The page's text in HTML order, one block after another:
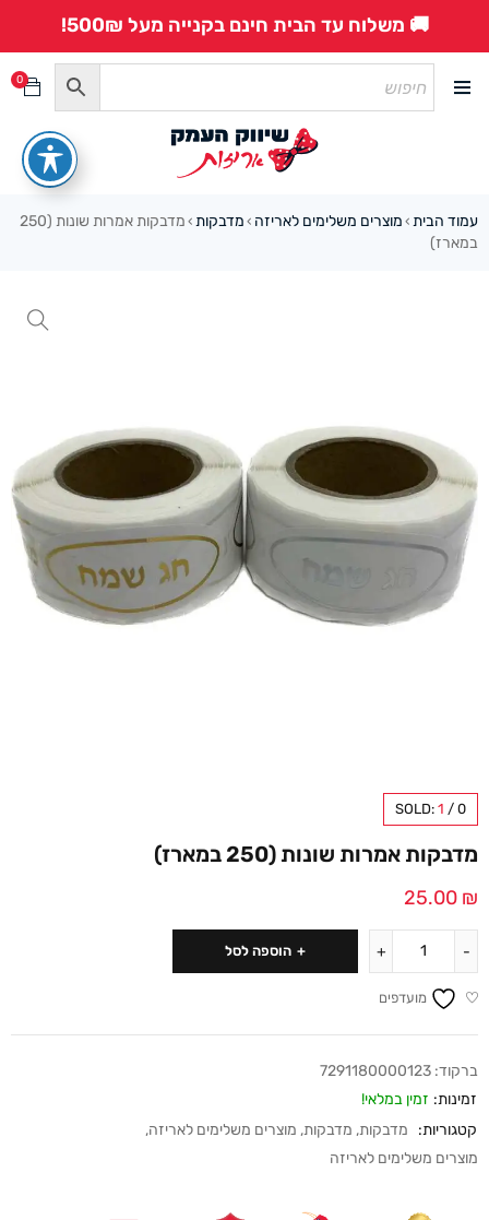
🚚 משלוח עד הבית חינם בקנייה מעל 500₪!
0
עמוד הבית › מוצרים משלימים לאריזה › מדבקות ›
מדבקות אמרות שונות (250
במארז)
SOLD: 1 / 0
מדבקות אמרות שונות (250 במארז)
25.00 ₪
הוספה לסל
מועדפים
ברקוד: 7291180000123
זמינות: זמין במלאי!
קטגוריות:
מדבקות, מדבקות, מוצרים משלימים לאריזה,
מוצרים משלימים לאריזה